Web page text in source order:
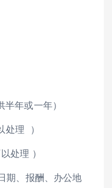
年或一年）
处理 ）
处理 ）
期、报酬、办公地